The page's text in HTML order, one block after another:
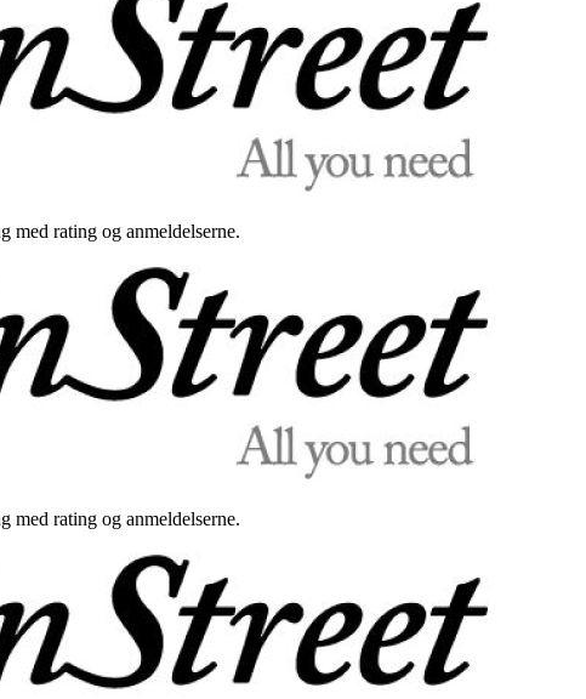
med rating og anmeldelserne.
med rating og anmeldelserne.